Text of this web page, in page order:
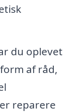
du oplevet
af råd,
reparere